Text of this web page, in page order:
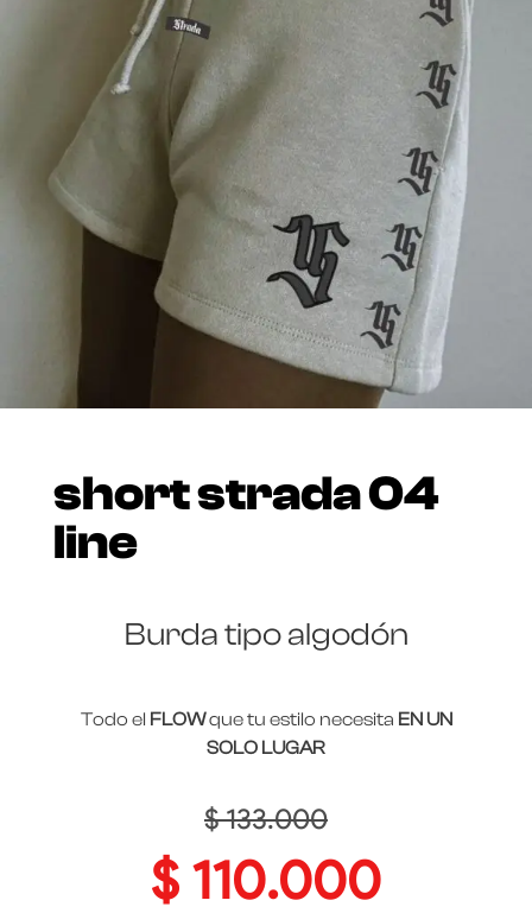
short strada 04
line
Burda tipo algodón
Todo el FLOWque tu estilo necesita EN UN
SOLO LUGAR
$133.000
$ 110.000